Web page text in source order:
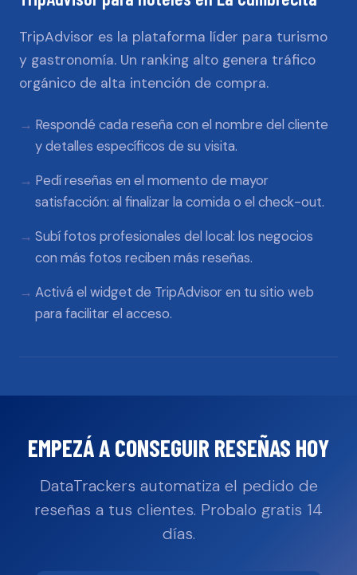
TripAdvisor es la plataforma líder para turismo
y gastronomía. Un ranking alto genera tráfico
orgánico de alta intención de compra.
Respondé cada reseña con el nombre del cliente
y detalles específicos de su visita.
Pedí reseñas en el momento de mayor
satisfacción: al finalizar la comida o el check-out.
Subí fotos profesionales del local: los negocios
con más fotos reciben más reseñas.
Activá el widget de TripAdvisor en tu sitio web
para facilitar el acceso.
EMPEZÁ A CONSEGUIR RESEÑAS HOY
DataTrackers automatiza el pedido de
reseñas a tus clientes. Probalo gratis 14
días.